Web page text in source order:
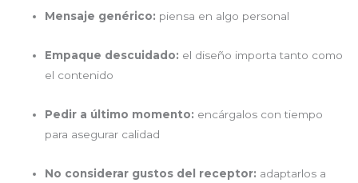
Mensaje genérico: piensa en algo personal
Empaque descuidado: el diseño importa tanto como
el contenido
Pedir a último momento: encárgalos con tiempo
para asegurar calidad
No considerar gustos del receptor: adaptarlos a